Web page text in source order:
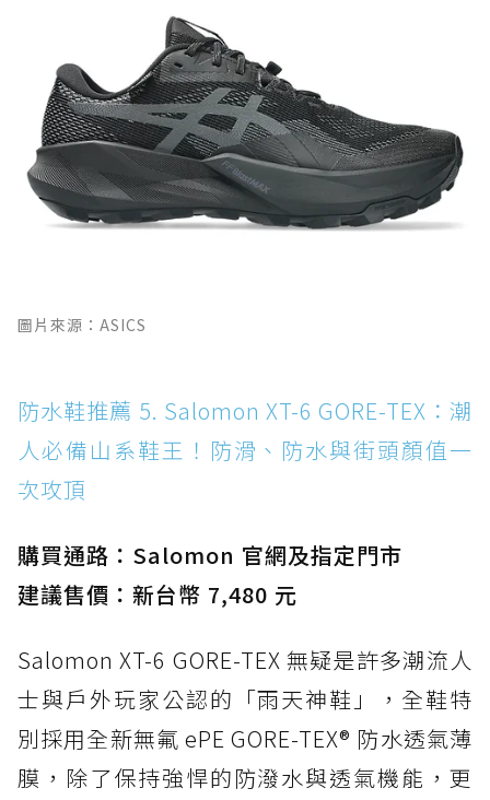
圖片來源：ASICS
防水鞋推薦 5. Salomon XT-6 GORE-TEX：潮
人必備山系鞋王！防滑、防水與街頭顏值一
次攻頂
購買通路：Salomon 官網及指定門市
建議售價：新台幣 7,480 元
Salomon XT-6 GORE-TEX 無疑是許多潮流人
士與戶外玩家公認的「雨天神鞋」，全鞋特
別採用全新無氟 ePE GORE-TEX® 防水透氣薄
膜，除了保持強悍的防潑水與透氣機能，更